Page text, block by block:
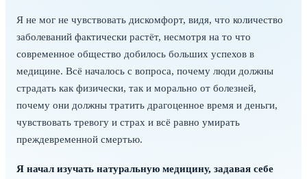
Я не мог не чувствовать дискомфорт, видя, что количество
заболеваний фактически растёт, несмотря на то что
современное общество добилось больших успехов в
медицине. Всё началось с вопроса, почему люди должны
страдать как физически, так и морально от болезней,
почему они должны тратить драгоценное время и деньги,
чувствовать тревогу и страх и всё равно умирать
преждевременной смертью.
Я начал изучать натуральную медицину, задавая себе